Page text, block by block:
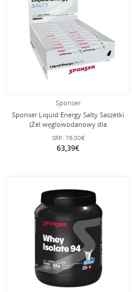
Sponser
Sponser Liquid Energy Salty Saszetki
(Żel węglowodanowy dla
długotrwałego dostarczania energii)
40x35g Box
SRP: 76,00€
63,39€